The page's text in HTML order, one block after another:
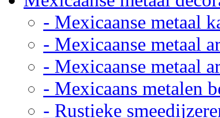
- Mexicaanse metaal
- Mexicaanse metaal
- Mexicaanse metaal
- Mexicaans metalen
- Rustieke